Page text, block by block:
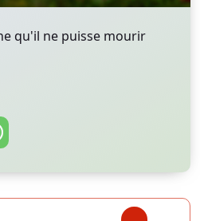
qu'il ne puisse mourir